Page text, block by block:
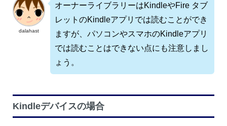
dalahast
オーナーライブラリーはKindleやFire タブ
レットのKindleアプリでは読むことができ
ますが、パソコンやスマホのKindleアプリ
では読むことはできない点にも注意しまし
ょう。
Kindleデバイスの場合